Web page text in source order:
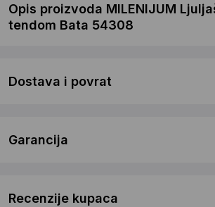
Opis proizvoda MILENIJUM
tendom Bata 54308
Dostava i povrat
Garancija
Recenzije kupaca